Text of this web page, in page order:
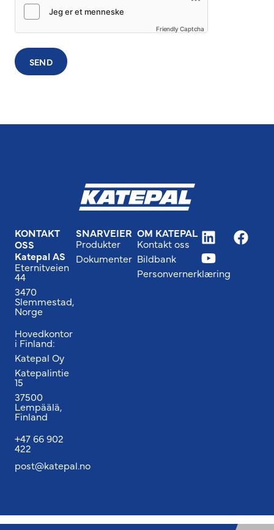
Friendly Captcha
SEND
KONTAKT
OSS
Katepal AS
Eternitveien
44
3470
Slemmestad,
Norge
Hovedkontor
i Finland:
Katepal Oy
Katepalintie
15
37500
Lempäälä,
Finland
+47 66 902
422
post@katepal.no
SNARVEIER
Produkter
Dokumenter
OM KATEPAL
Kontakt oss
Bildbank
Personvernerklæring